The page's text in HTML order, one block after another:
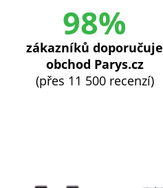
98%
zákazníků doporučuje
obchod Parys.cz
(přes 11 500 recenzí)